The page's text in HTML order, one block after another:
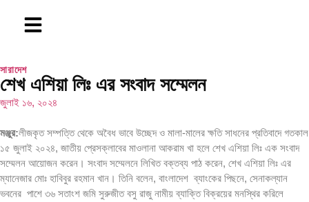
সারাদেশ
শেখ এশিয়া লিঃ এর সংবাদ সম্মেলন
জুলাই ১৬, ২০২৪
মঞ্জুর:লীজকৃত সম্পত্তি থেকে অবৈধ ভাবে উচ্ছেদ ও মালা-মালের ক্ষতি সাধনের প্রতিবাদে গতকাল
১৫ জুলাই ২০২৪, জাতীয় প্রেসক্লাবের মাওলানা আকরাম খা হলে শেখ এশিয়া লিঃ এক সংবাদ
সম্মেলন আয়োজন করেন। সংবাদ সম্মেলনে লিখিত বক্তব্য পাঠ করেন, শেখ এশিয়া লিঃ এর
ম্যানেজার মোঃ হাবিবুর রহমান খান। তিনি বলেন, বাংলাদেশ ব্যাংকের পিছনে, সেনাকল্যান
ভবনের পাশে ৩৬ সতাংশ জমি সুরুজীত বসু রাজু নামীয় ব্যাক্তি বিক্রয়ের মনস্থির করিলে